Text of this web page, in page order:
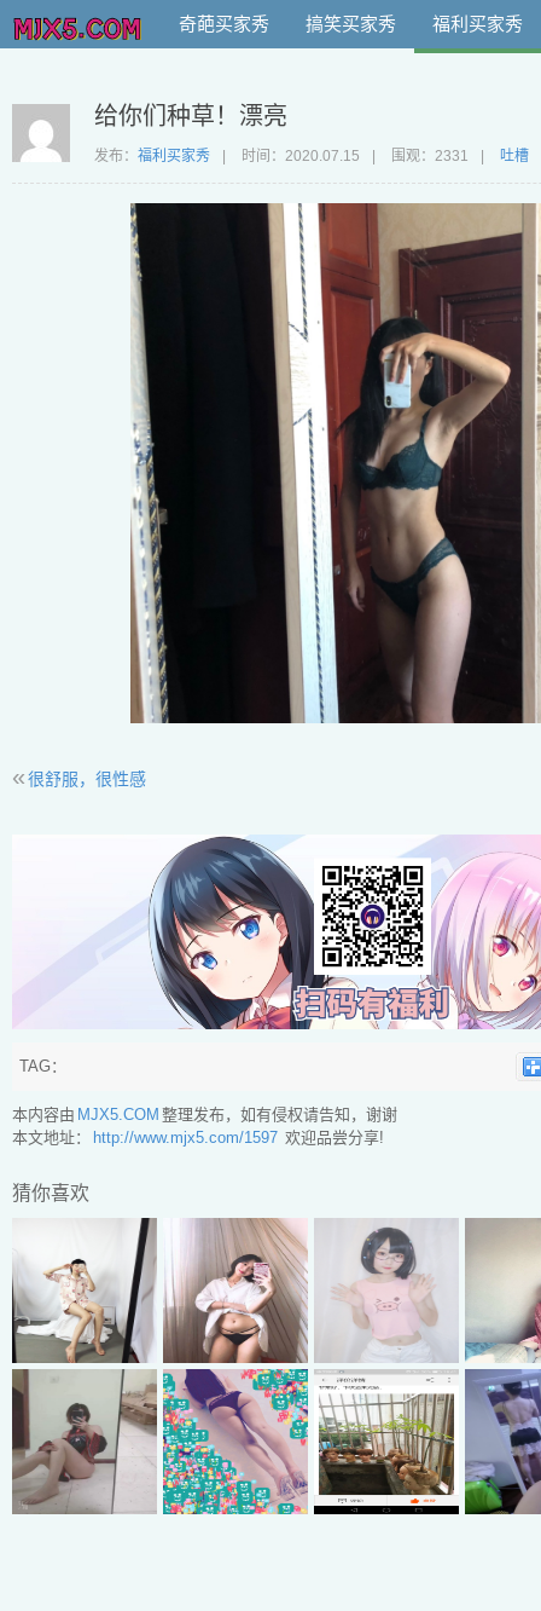
奇葩买家秀 搞笑买家秀 福利买家秀
给你们种草！漂亮
发布： 福利买家秀 时间： 2020.07.15 围观：2331 吐槽
«很舒服，很性感
TAG：
本内容由 MJX5.COM 整理发布，如有侵权请告知，谢谢
本文地址：
http://www.mjx5.com/1597 欢迎品尝分享!
猜你喜欢